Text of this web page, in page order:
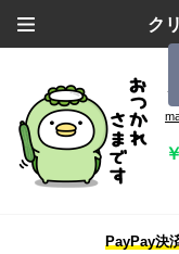
ク
PayPay決